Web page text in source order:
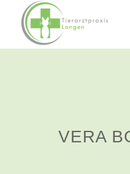
VERA